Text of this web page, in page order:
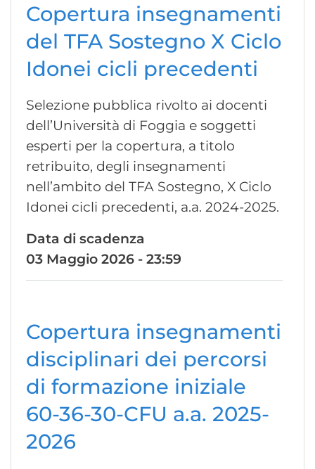
Copertura insegnamenti
del TFA Sostegno X Ciclo
Idonei cicli precedenti
Selezione pubblica rivolto ai docenti
dell’Università di Foggia e soggetti
esperti per la copertura, a titolo
retribuito, degli insegnamenti
nell’ambito del TFA Sostegno, X Ciclo
Idonei cicli precedenti, a.a. 2024-2025.
Data di scadenza
03 Maggio 2026 - 23:59
Copertura insegnamenti
disciplinari dei percorsi
di formazione iniziale
60-36-30-CFU a.a. 2025-
2026